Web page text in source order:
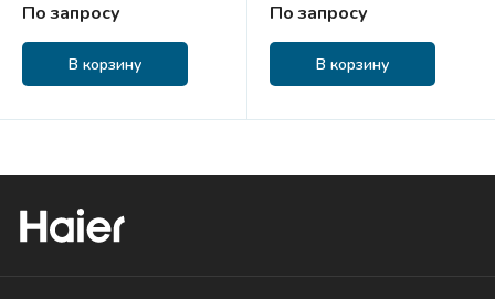
По запросу
В корзину
По запросу
В корзину